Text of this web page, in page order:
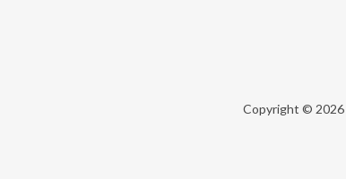
Copyright © 2026